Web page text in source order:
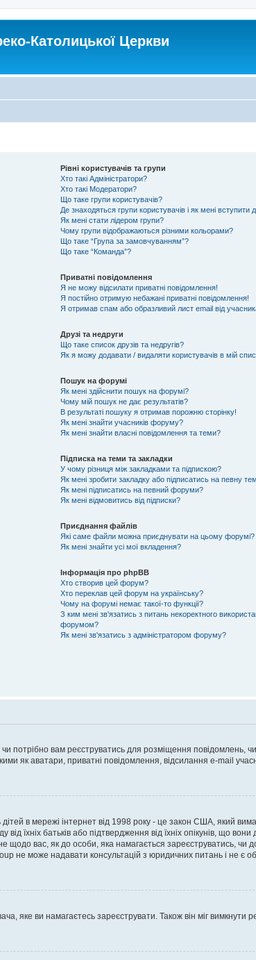
Католицької Церкви
Рівні користувачів та групи
Хто такі Адміністратори?
Хто такі Модератори?
Що таке групи користувачів?
Де знаходяться групи користувачів і як мені вступити
Як мені стати лідером групи?
Чому групи відображаються різними кольорами?
Що таке “Група за замовчуванням”?
Що таке “Команда”?
Приватні повідомлення
Я не можу відсилати приватні повідомлення!
Я постійно отримую небажані приватні повідомлення!
Я отримав спам або образливий лист email від
Друзі та недруги
Що таке список друзів та недругів?
Як я можу додавати / видаляти користувачів в мій
Пошук на форумі
Як мені здійснити пошук на форумі?
Чому мій пошук не дає результатів?
В результаті пошуку я отримав порожню сторінку!
Як мені знайти учасників форуму?
Як мені знайти власні повідомлення та теми?
Підписка на теми та закладки
У чому різниця між закладками та підпискою?
Як мені зробити закладку або підписатись на певну
Як мені підписатись на певний форуми?
Як мені відмовитись від підписки?
Приєднання файлів
Які саме файли можна приєднувати на цьому форумі?
Як мені знайти усі мої вкладення?
Інформація про phpBB
Хто створив цей форум?
Хто переклав цей форум на українську?
Чому на форумі немає такої-то функції?
З ким мені зв'язатись з питань некоректного
форумом?
Як мені зв'язатись з адміністратором форуму?
потрібно вам реєструватись для розміщення повідомлень,
як аватари, приватні повідомлення, відсилання e-mail
в мережі інтернет від 1998 року - це закон США, який
їхніх батьків або підтвердження від їхніх опікунів, що вони
вас, як до особи, яка намагається зареєструватись, чи
не може надавати консультацій з юридичних питань і не є
яке ви намагаєтесь зареєструвати. Також він міг вимкнути